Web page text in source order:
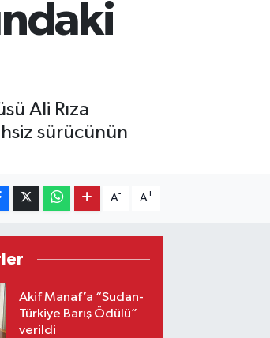
Ali Rıza
sürücünün
A- A+
Akif Manaf’a “Sudan-
Türkiye Barış Ödülü”
verildi